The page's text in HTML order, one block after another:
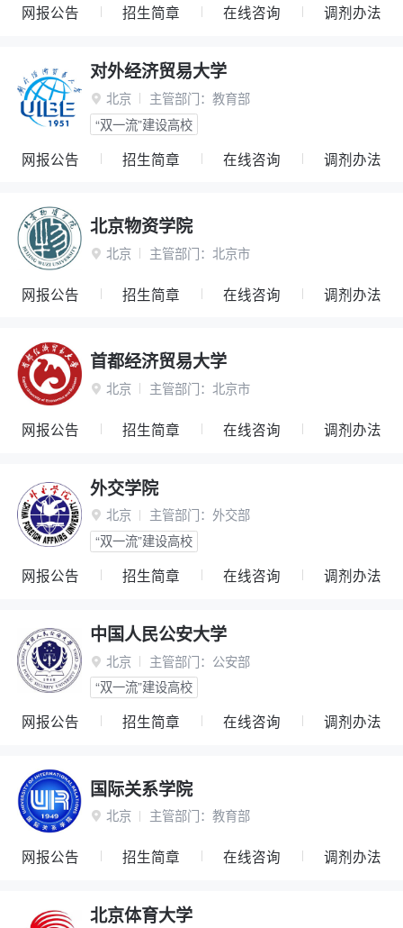
网报公告 招生简章 在线咨询 调剂办法
对外经济贸易大学
 北京 主管部门： 教育部
“双一流”建设高校
网报公告 招生简章 在线咨询 调剂办法
北京物资学院
 北京 主管部门： 北京市
网报公告 招生简章 在线咨询 调剂办法
首都经济贸易大学
 北京 主管部门： 北京市
网报公告 招生简章 在线咨询 调剂办法
外交学院
 北京 主管部门： 外交部
“双一流”建设高校
网报公告 招生简章 在线咨询 调剂办法
中国人民公安大学
 北京 主管部门： 公安部
“双一流”建设高校
网报公告 招生简章 在线咨询 调剂办法
国际关系学院
 北京 主管部门： 教育部
网报公告 招生简章 在线咨询 调剂办法
北京体育大学